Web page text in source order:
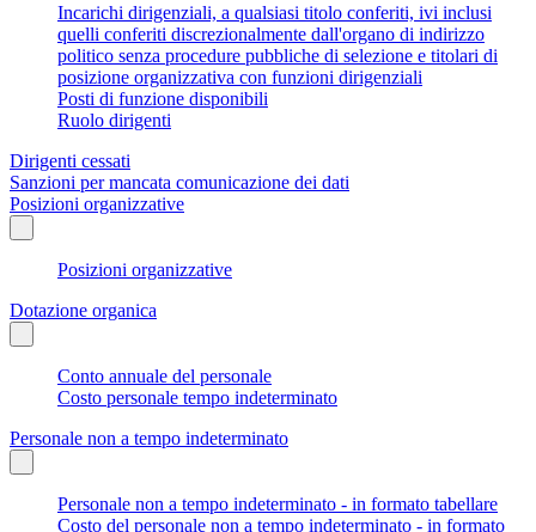
Incarichi dirigenziali, a qualsiasi titolo conferiti, ivi inclusi
quelli conferiti discrezionalmente dall'organo di indirizzo
politico senza procedure pubbliche di selezione e titolari di
posizione organizzativa con funzioni dirigenziali
Posti di funzione disponibili
Ruolo dirigenti
Dirigenti cessati
Sanzioni per mancata comunicazione dei dati
Posizioni organizzative
Posizioni organizzative
Dotazione organica
Conto annuale del personale
Costo personale tempo indeterminato
Personale non a tempo indeterminato
Personale non a tempo indeterminato - in formato tabellare
Costo del personale non a tempo indeterminato - in formato